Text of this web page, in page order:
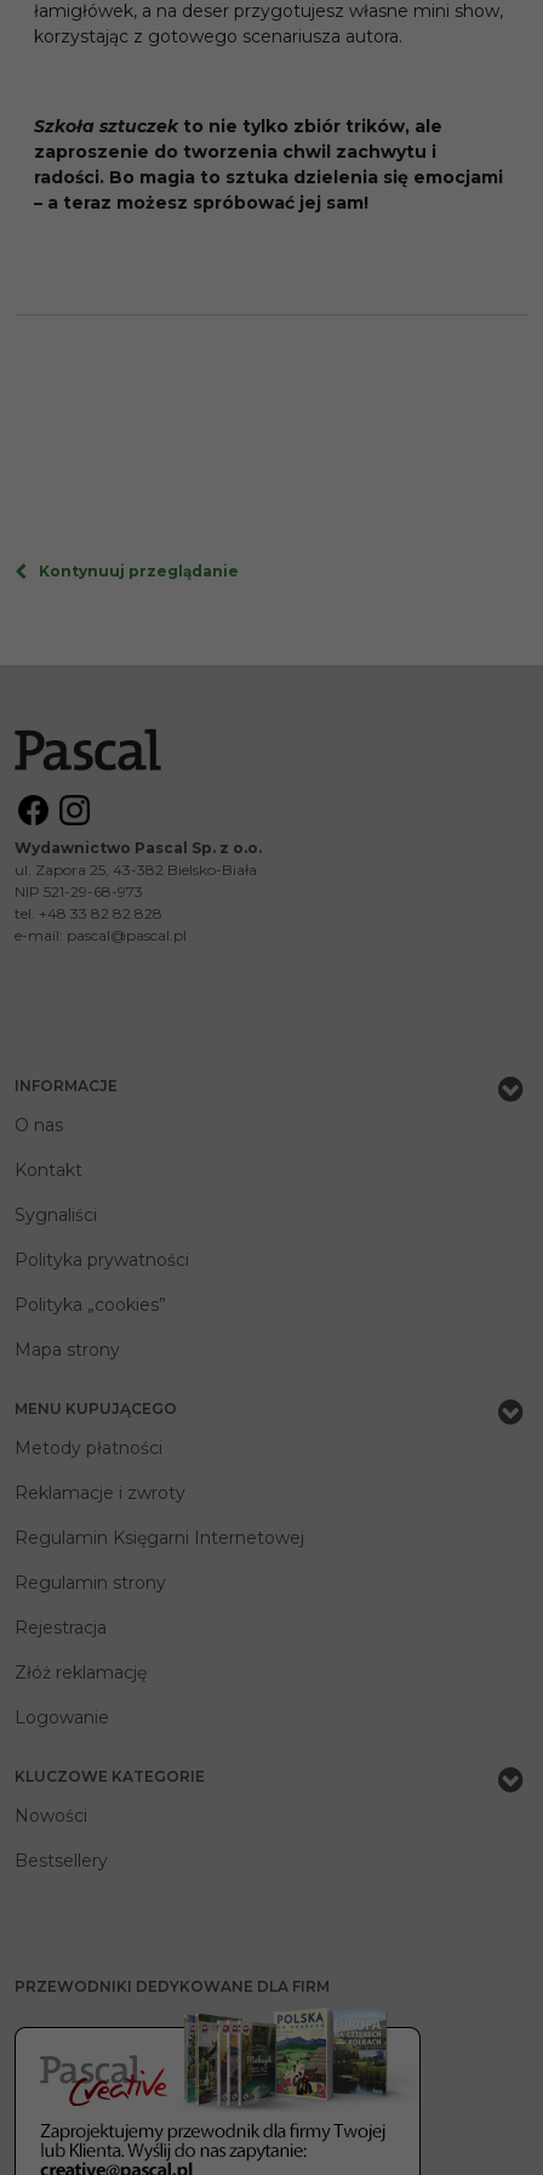
łamigłówek, a na deser przygotujesz własne mini show,
korzystając z gotowego scenariusza autora.
Szkoła sztuczekto nie tylko zbiór trików, ale
zaproszenie do tworzenia chwil zachwytu i
radości. Bo magia to sztuka dzielenia się emocjami
– a teraz możesz spróbować jej sam!
Kontynuuj przeglądanie
Wydawnictwo Pascal Sp. z o.o.
ul. Zapora 25, 43-382 Bielsko-Biała
NIP 521-29-68-973
tel. +48 33 82 82 828
e-mail: pascal@pascal.pl
INFORMACJE
O nas
Kontakt
Sygnaliści
Polityka prywatności
Polityka „cookies”
Mapa strony
MENU KUPUJĄCEGO
Metody płatności
Reklamacje i zwroty
Regulamin Księgarni Internetowej
Regulamin strony
Rejestracja
Złóż reklamację
Logowanie
KLUCZOWE KATEGORIE
Nowości
Bestsellery
PRZEWODNIKI DEDYKOWANE DLA FIRM